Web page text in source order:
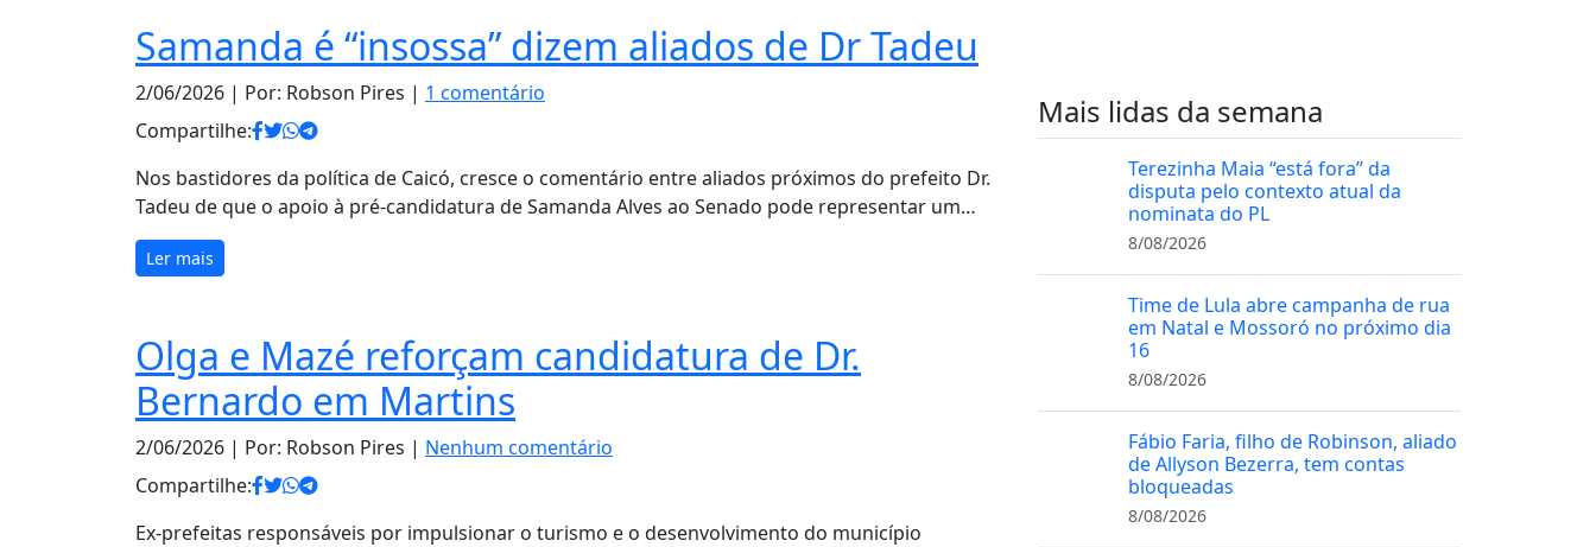
Samanda é “insossa” dizem aliados de Dr Tadeu
2/06/2026 | Por: Robson Pires | 1 comentário
Compartilhe:
Nos bastidores da política de Caicó, cresce o comentário entre aliados próximos do prefeito Dr.
Tadeu de que o apoio à pré-candidatura de Samanda Alves ao Senado pode representar um…
Ler mais
Olga e Mazé reforçam candidatura de Dr.
Bernardo em Martins
2/06/2026 | Por: Robson Pires | Nenhum comentário
Compartilhe:
Ex-prefeitas responsáveis por impulsionar o turismo e o desenvolvimento do município
Mais lidas da semana
Terezinha Maia “está fora” da
disputa pelo contexto atual da
nominata do PL
8/08/2026
Time de Lula abre campanha de rua
em Natal e Mossoró no próximo dia
16
8/08/2026
Fábio Faria, filho de Robinson, aliado
de Allyson Bezerra, tem contas
bloqueadas
8/08/2026